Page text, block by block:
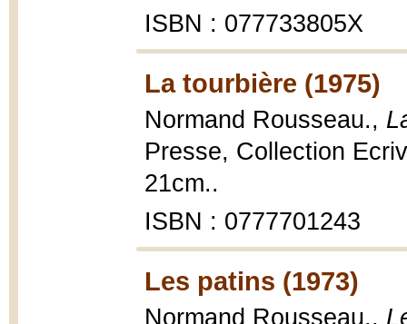
ISBN : 077733805X
La tourbière (1975)
Normand Rousseau.,
Presse, Collection
21cm..
ISBN : 0777701243
Les patins (1973)
Normand Rousseau.,